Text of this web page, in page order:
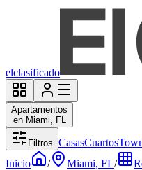
elclasificado
Apartamentos
en Miami, FL
Filtros CasasCuartos
Inicio
/ Miami, FL/